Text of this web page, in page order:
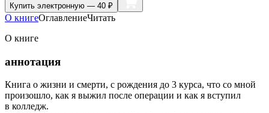
Купить электронную — 40 ₽
О книгеОглавлениеЧитать
О книге
аннотация
Книга о жизни и смерти, с рождения до 3 курса, что со мной
произошло, как я выжил после операции и как я вступил
в колледж.